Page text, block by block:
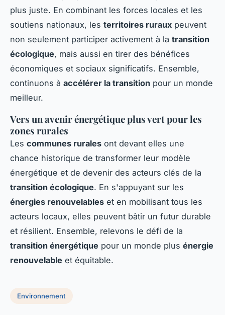
plus juste. En combinant les forces locales et les
soutiens nationaux, les territoires ruraux peuvent
non seulement participer activement à la transition
écologique, mais aussi en tirer des bénéfices
économiques et sociaux significatifs. Ensemble,
continuons à accélérer la transition pour un monde
meilleur.
Vers un avenir énergétique plus vert pour les
zones rurales
Les communes rurales ont devant elles une
chance historique de transformer leur modèle
énergétique et de devenir des acteurs clés de la
transition écologique. En s'appuyant sur les
énergies renouvelables et en mobilisant tous les
acteurs locaux, elles peuvent bâtir un futur durable
et résilient. Ensemble, relevons le défi de la
transition énergétique pour un monde plus énergie
renouvelable et équitable.
Environnement